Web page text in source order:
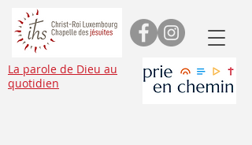
La parole de Dieu au
quotidien